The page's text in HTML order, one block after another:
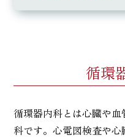
循環
循環器内科とは心臓や
科です。心電図検査や